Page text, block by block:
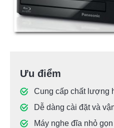
Ưu điểm
Cung cấp chất lượng
Dễ dàng cài đặt và
Máy nghe đĩa nhỏ